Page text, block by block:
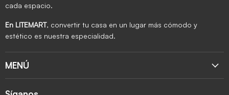
cada espacio.
En LITEMART, convertir tu casa en un lugar más cómodo y
estético es nuestra especialidad.
MENÚ